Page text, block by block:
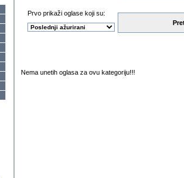
Prvo prikaži oglase koji su:
Nema unetih oglasa za ovu kategoriju!!!